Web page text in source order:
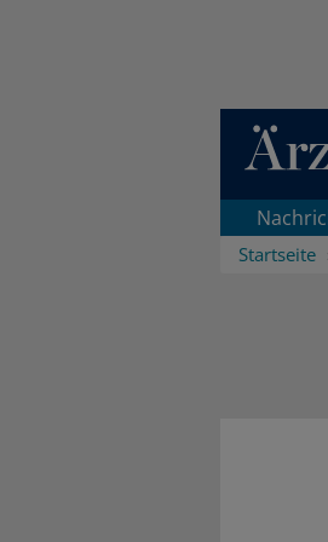
Direkt zum
Startseite